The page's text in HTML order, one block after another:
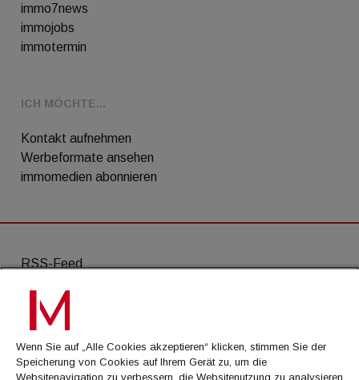
immo7news
immojobs
immotermin
ICH MÖCHTE...
Kontakt aufnehmen
Werbeformate ansehen
immomedien abonnieren
RSS-Feed
AGB
Datenschutz
Kontakt
Wenn Sie auf „Alle Cookies akzeptieren“ klicken, stimmen Sie der
Speicherung von Cookies auf Ihrem Gerät zu, um die
Websitenavigation zu verbessern, die Websitenutzung zu analysieren